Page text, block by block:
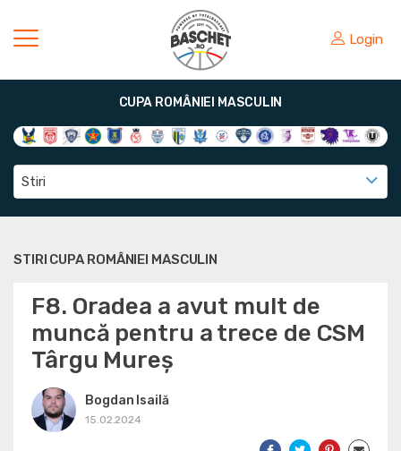
Login
CUPA ROMÂNIEI MASCULIN
Stiri
STIRI CUPA ROMÂNIEI MASCULIN
F8. Oradea a avut mult de
muncă pentru a trece de CSM
Târgu Mureș
Bogdan Isailă
15.02.2024